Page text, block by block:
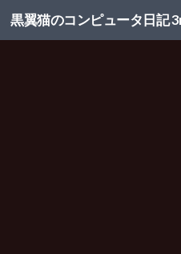
コンテンツへスキップ
黒翼猫のコンピュータ日記